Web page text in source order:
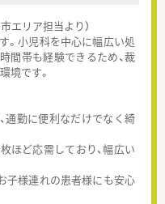
エリア担当より）
。小児科を中心に幅広い処
間帯も経験できるため、裁
境です。
通勤に便利なだけでなく綺
ほど応需しており、幅広い
子様連れの患者様にも安心